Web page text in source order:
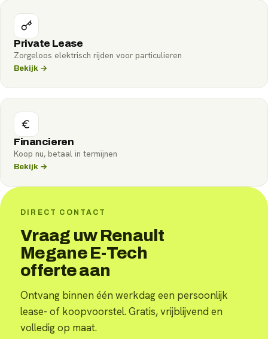
Private Lease
Zorgeloos elektrisch rijden voor particulieren
Bekijk →
Financieren
Koop nu, betaal in termijnen
Bekijk →
DIRECT CONTACT
Vraag uw Renault
Megane E-Tech
offerte aan
Ontvang binnen één werkdag een persoonlijk
lease- of koopvoorstel. Gratis, vrijblijvend en
volledig op maat.